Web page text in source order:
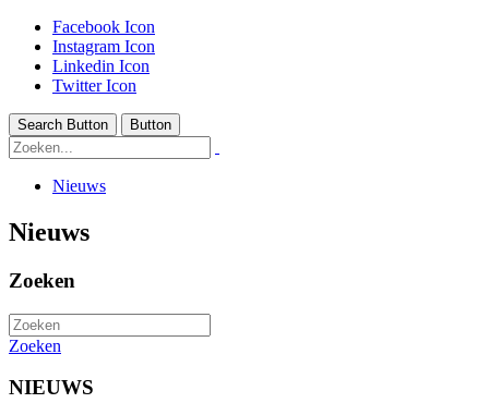
Facebook Icon
Instagram Icon
Linkedin Icon
Twitter Icon
Search Button Button
Nieuws
Nieuws
Zoeken
Zoeken
NIEUWS